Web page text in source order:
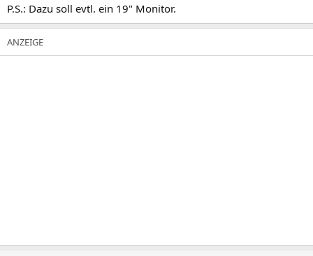
P.S.: Dazu soll evtl. ein 19" Monitor.